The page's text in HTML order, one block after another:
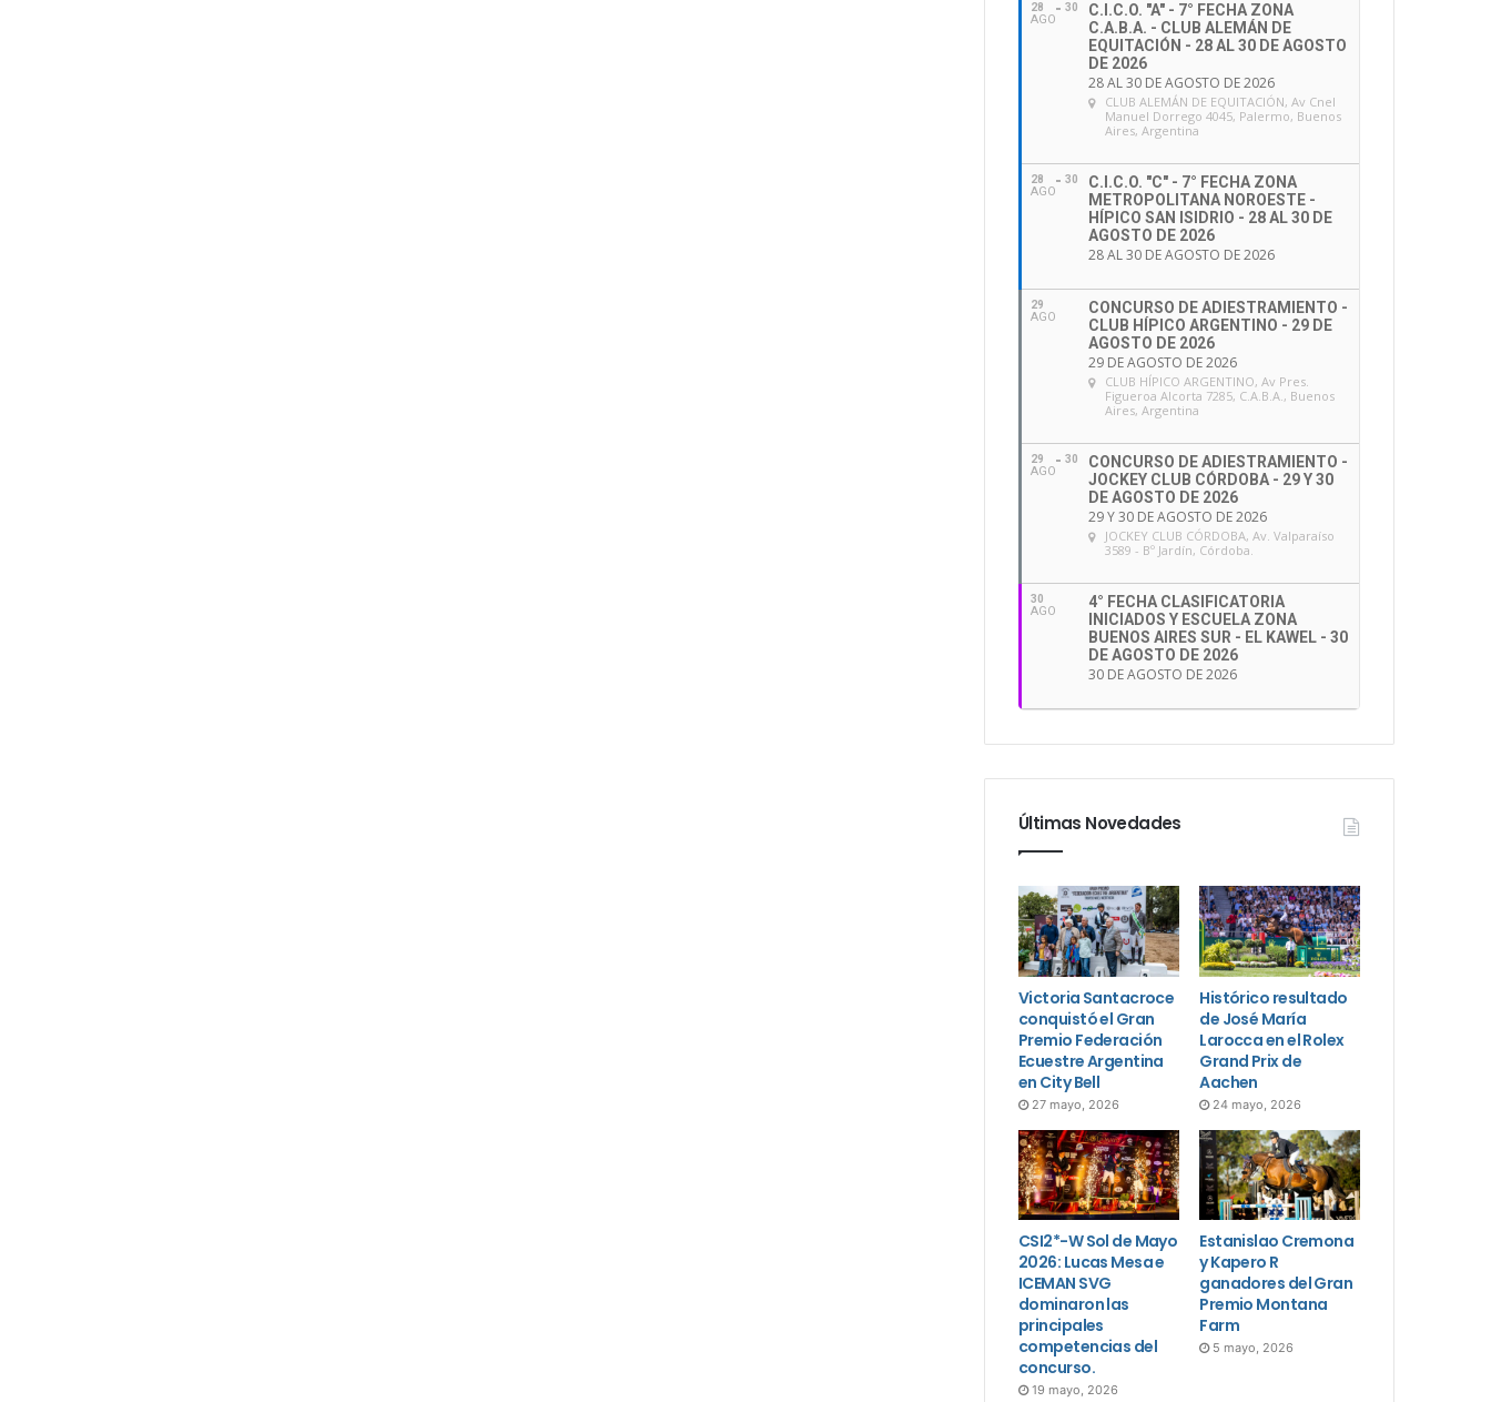
28
AGO
30
C.I.C.O. "A" - 7° FECHA ZONA
C.A.B.A. - CLUB ALEMÁN DE
EQUITACIÓN - 28 AL 30 DE AGOSTO
DE 2026
28 AL 30 DE AGOSTO DE 2026
CLUB ALEMÁN DE EQUITACIÓN, Av Cnel
Manuel Dorrego 4045, Palermo, Buenos
Aires, Argentina
28
AGO
30
C.I.C.O. "C" - 7° FECHA ZONA
METROPOLITANA NOROESTE -
HÍPICO SAN ISIDRIO - 28 AL 30 DE
AGOSTO DE 2026
28 AL 30 DE AGOSTO DE 2026
29
AGO
CONCURSO DE ADIESTRAMIENTO -
CLUB HÍPICO ARGENTINO - 29 DE
AGOSTO DE 2026
29 DE AGOSTO DE 2026
CLUB HÍPICO ARGENTINO, Av Pres.
Figueroa Alcorta 7285, C.A.B.A., Buenos
Aires, Argentina
29
AGO
30
CONCURSO DE ADIESTRAMIENTO -
JOCKEY CLUB CÓRDOBA - 29 Y 30
DE AGOSTO DE 2026
29 Y 30 DE AGOSTO DE 2026
JOCKEY CLUB CÓRDOBA, Av. Valparaíso
3589 - Bº Jardín, Córdoba.
30
AGO
4° FECHA CLASIFICATORIA
INICIADOS Y ESCUELA ZONA
BUENOS AIRES SUR - EL KAWEL - 30
DE AGOSTO DE 2026
30 DE AGOSTO DE 2026
Últimas Novedades
Victoria Santacroce
conquistó el Gran
Premio Federación
Ecuestre Argentina
en City Bell
27 mayo, 2026
Histórico resultado
de José María
Larocca en el Rolex
Grand Prix de
Aachen
24 mayo, 2026
CSI2*-W Sol de Mayo
2026: Lucas Mesa e
ICEMAN SVG
dominaron las
principales
competencias del
concurso.
19 mayo, 2026
Estanislao Cremona
y Kapero R
ganadores del Gran
Premio Montana
Farm
5 mayo, 2026